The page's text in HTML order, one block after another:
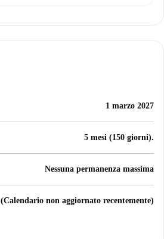
1 marzo 2027
5 mesi (150 giorni).
Nessuna permanenza massima
(Calendario non aggiornato recentemente)